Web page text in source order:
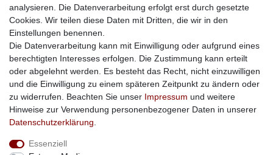
Impressum Daten­schutz­erklärung
Barrierefreiheitserklärung Widerrufs­recht
Vertrag widerrufen Kontakt
analysieren. Die Datenverarbeitung erfolgt erst durch gesetzte
Cookies. Wir teilen diese Daten mit Dritten, die wir in den
Einstellungen benennen.
Die Datenverarbeitung kann mit Einwilligung oder aufgrund eines
berechtigten Interesses erfolgen. Die Zustimmung kann erteilt
oder abgelehnt werden. Es besteht das Recht, nicht einzuwilligen
und die Einwilligung zu einem späteren Zeitpunkt zu ändern oder
zu widerrufen. Beachten Sie unser Impressum und weitere
Hinweise zur Verwendung personenbezogener Daten in unserer
Daten­schutz­erklärung
Essenziell